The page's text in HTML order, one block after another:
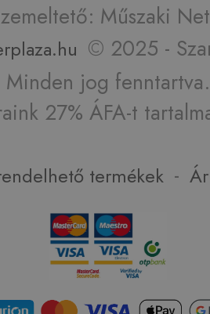
Műszaki
© 2025 -
Minden jog fenntartva.
27% ÁFA-t
termékek -